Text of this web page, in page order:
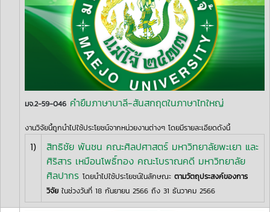
มจ.2-59-046 คำยืมภาษาบาลี-สันสกฤตในภาษาไทใหญ่
งานวิจัยนี้ถูกนำไปใช้ประโยชน์จากหน่วยงานต่างๆ โดยมีรายละเอียดดังนี้
1)
สิทธิชัย พันชน คณะศิลปศาสตร์ มหาวิทยาลัยพะเยา และ
ศิริสาร เหมือนโพธิ์ทอง คณะโบราณคดี มหาวิทยาลัย
ศิลปากร โดยนำไปใช้ประโยชน์ในลักษณะ ตามวัตถุประสงค์ของการ
วิจัย ในช่วงวันที่ 18 กันยายน 2566 ถึง 31 ธันวาคม 2566